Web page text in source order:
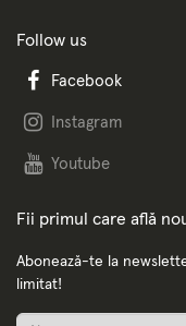
Follow us
Facebook
Instagram
Youtube
Fii primul care află
Abonează-te la
limitat!